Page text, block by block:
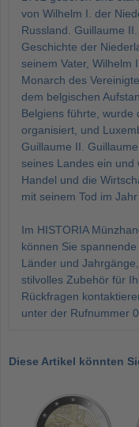
von Wilhelm I. der
Russland. Guillaume
Geschichte der
seinem Vater, Wilhelm
Monarch des
dem belgischen
Belgiens führte, wurde
organisiert, und
Guillaume II.
seines Landes ein und
Handel und die
mit seinem Tod im Jahr
Im HISTORIA
können Sie
Länder und
stilvolles Zubehör für
Rückfragen
unter der Rufnummer
Diese Artikel könnten